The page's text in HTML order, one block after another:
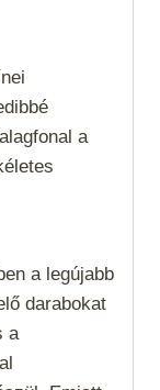
a
a legújabb
darabokat
a